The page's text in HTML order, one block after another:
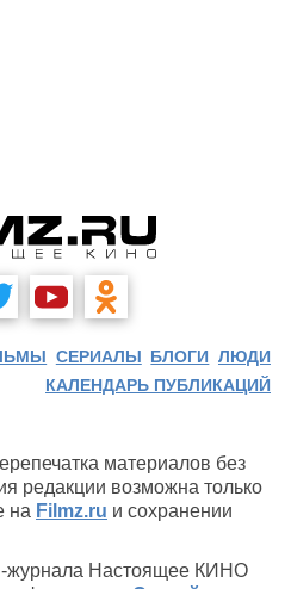
СЕРИАЛЫ БЛОГИ ЛЮДИ
КАЛЕНДАРЬ ПУБЛИКАЦИЙ
материалов без
редакции возможна только
на Filmz.ru и сохранении
журнала Настоящее КИНО